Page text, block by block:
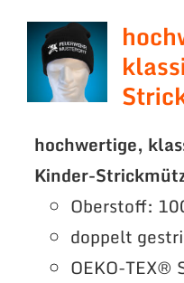
hochwertige,
Kinder-
Oberstoff:
doppelt
OEKO-TEX®